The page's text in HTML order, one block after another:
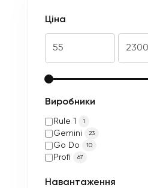
Ціна
Виробники
Rule 1 1
Gemini 23
Go Do 10
Profi 67
Навантаження